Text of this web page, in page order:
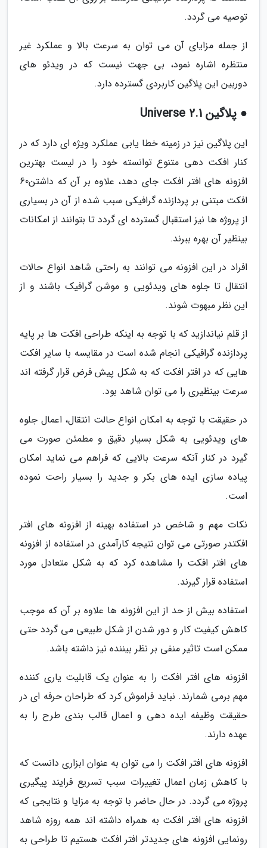
توصیه می گردد.
از جمله مزایای آن می توان به سرعت بالا و عملکرد غیر
منتظره اشاره نمود، بی جهت نیست که در ویدئو های
دوربین این پلاگین کاربردی گسترده دارد.
● پلاگین Universe 2.1
این پلاگین نیز در زمینه خطا یابی عملکرد ویژه ای دارد که در
کنار افکت دهی متنوع توانسته خود را در لیست بهترین
افزونه های افتر افکت جای دهد، علاوه بر آن که داشتن60
افکت مبتنی بر پردازنده گرافیکی سبب شده از آن در بسیاری
از پروژه ها نیز استقبال گسترده ای گردد تا بتوانند از امکانات
بینظیر آن بهره ببرند.
افراد در این افزونه می توانند به راحتی شاهد انواع حالات
انتقال تا جلوه های ویدئویی و موشن گرافیک باشند و از
این نظر مبهوت شوند.
از قلم نیاندازید که با توجه به اینکه طراحی افکت ها بر پایه
پردازنده گرافیکی انجام شده است در مقایسه با سایر افکت
هایی که در افتر افکت که به شکل پیش فرض قرار گرفته اند
سرعت بینظیری را می توان شاهد بود.
در حقیقت با توجه به امکان انواع حالت انتقال، اعمال جلوه
های ویدئویی به شکل بسیار دقیق و مطمئن صورت می
گیرد در کنار آنکه سرعت بالایی که فراهم می نماید امکان
پیاده سازی ایده های بکر و جدید را بسیار راحت نموده
است.
نکات مهم و شاخص در استفاده بهینه از افزونه های افتر
افکتدر صورتی می توان نتیجه کارآمدی در استفاده از افزونه
های افتر افکت را مشاهده کرد که به شکل متعادل مورد
استفاده قرار گیرند.
استفاده بیش از حد از این افزونه ها علاوه بر آن که موجب
کاهش کیفیت کار و دور شدن از شکل طبیعی می گردد حتی
ممکن است تاثیر منفی بر نظر بیننده نیز داشته باشد.
افزونه های افتر افکت را به عنوان یک قابلیت یاری کننده
مهم برمی شمارند. نباید فراموش کرد که طراحان حرفه ای در
حقیقت وظیفه ایده دهی و اعمال قالب بندی طرح را به
عهده دارند.
افزونه های افتر افکت را می توان به عنوان ابزاری دانست که
با کاهش زمان اعمال تغییرات سبب تسریع فرایند پیگیری
پروژه می گردد. در حال حاضر با توجه به مزایا و نتایجی که
افزونه های افتر افکت به همراه داشته اند همه روزه شاهد
رونمایی افزونه های جدیدتر افتر افکت هستیم تا طراحی به